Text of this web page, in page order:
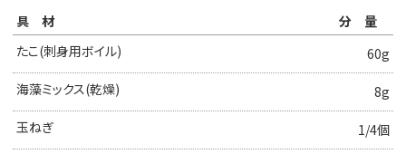
具材
分量
たこ(刺身用ボイル)
60g
海藻ミックス(乾燥)
8g
玉ねぎ
1/4個